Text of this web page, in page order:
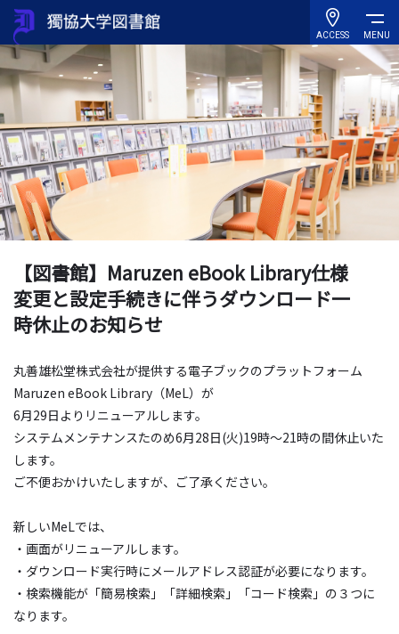
ACCESS MENU
【図書館】Maruzen eBook Library仕様
変更と設定手続きに伴うダウンロード一
時休止のお知らせ
丸善雄松堂株式会社が提供する電子ブックのプラットフォーム
Maruzen eBook Library（MeL）が
6月29日よりリニューアルします。
システムメンテナンスたのめ6月28日(火)19時～21時の間休止いた
します。
ご不便おかけいたしますが、ご了承ください。
新しいMeLでは、
・画面がリニューアルします。
・ダウンロード実行時にメールアドレス認証が必要になります。
・検索機能が「簡易検索」「詳細検索」「コード検索」の３つに
なります。